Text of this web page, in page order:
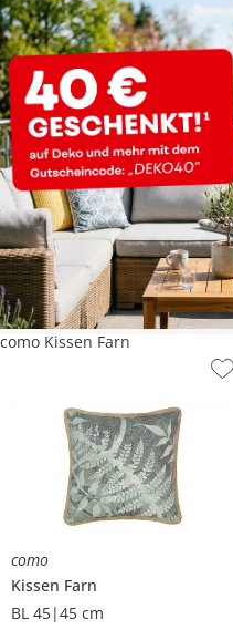
como
Kissen Farn
BL 45|45 cm
como Kissen Farn